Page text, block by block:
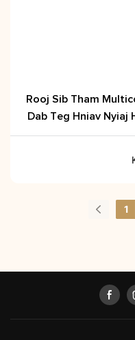
Rooj Sib Tham
Dab Teg Hniav Nyiaj
1